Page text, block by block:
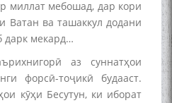
миллат мебошад, дар кори
Ватан ва ташаккул додани
дарк мекард…
аз суннатҳои
форсӣ-тоҷикӣ будааст.
кӯҳи Бесутун, ки иборат